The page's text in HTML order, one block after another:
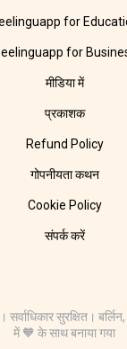
for
for
मीडिया में
प्रकाशक
Refund Policy
गोपनीयता कथन
Cookie Policy
संपर्क करें
सुरक्षित। बर्लिन,
में 🧡 के साथ बनाया गया